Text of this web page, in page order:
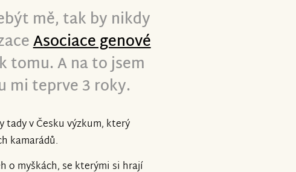
pomoci. Srdečně
vám všem přejeme
mysl.
mě, tak by nikdy
Asociace genové
tomu. A na to jsem
mi teprve 3 roky.
tady v Česku výzkum, který
kamarádů.
o myškách, se kterými si hrají